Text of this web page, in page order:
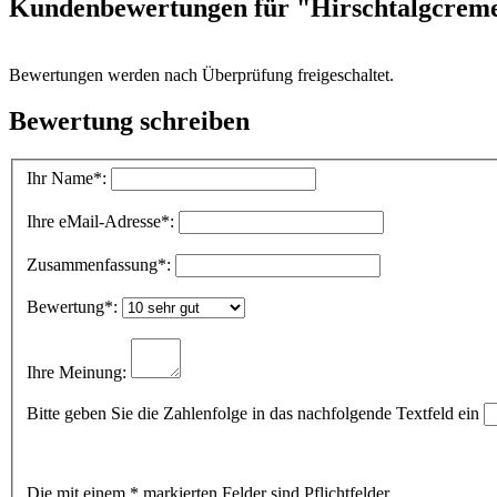
Kundenbewertungen für
Bewertungen werden nach Überprüfung freigeschaltet.
Bewertung schreiben
Ihr Name*:
Ihre eMail-Adresse*:
Zusammenfassung*:
Bewertung*:
Ihre Meinung:
Bitte geben Sie die Zahlenfolge in das nachfolgende Textfeld ein
Die mit einem * markierten Felder sind Pflichtfelder.